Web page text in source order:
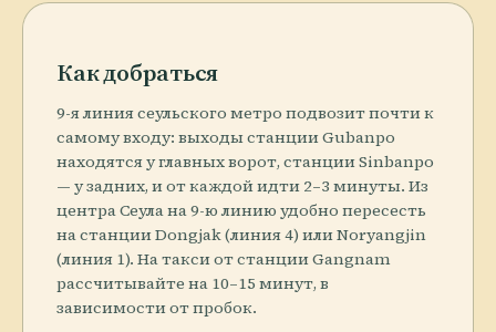
Как добраться
9-я линия сеульского метро подвозит почти к
самому входу: выходы станции Gubanpo
находятся у главных ворот, станции Sinbanpo
— у задних, и от каждой идти 2–3 минуты. Из
центра Сеула на 9-ю линию удобно пересесть
на станции Dongjak (линия 4) или Noryangjin
(линия 1). На такси от станции Gangnam
рассчитывайте на 10–15 минут, в
зависимости от пробок.